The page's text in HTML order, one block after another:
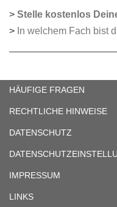
> Stelle kostenlos
> In welchem Fach bist
HÄUFIGE FRAGEN
RECHTLICHE HINWEISE
DATENSCHUTZ
IMPRESSUM
LINKS